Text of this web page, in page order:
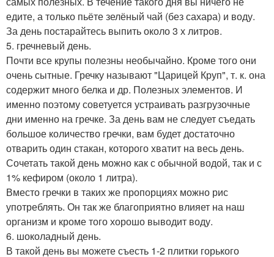
едите, а только пьёте зелёный чай (без сахара) и воду.
За день постарайтесь выпить около 3 х литров.
5. гречневый день.
Почти все крупы полезны необычайно. Кроме того они
очень сытные. Гречку называют "Царицей Круп", т. к. она
содержит много белка и др. Полезных элементов. И
именно поэтому советуется устраивать разгрузочные
дни именно на гречке. За день вам не следует съедать
большое количество гречки, вам будет достаточно
отварить один стакан, которого хватит на весь день.
Сочетать такой день можно как с обычной водой, так и с
1% кефиром (около 1 литра).
Вместо гречки в таких же пропорциях можно рис
употреблять. Он так же благоприятно влияет на наш
организм и кроме того хорошо выводит воду.
6. шоколадный день.
В такой день вы можете съесть 1-2 плитки горького